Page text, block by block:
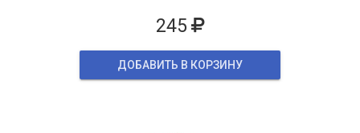
245
ДОБАВИТЬ В КОРЗИНУ